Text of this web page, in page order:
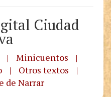
Ciudad
| Minicuentos
|
| Otros textos
|
de Narrar